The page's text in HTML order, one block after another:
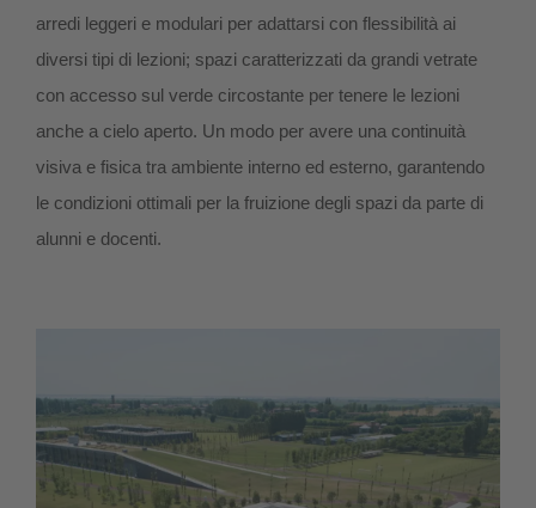
arredi leggeri e modulari per adattarsi con flessibilità ai
diversi tipi di lezioni; spazi caratterizzati da grandi vetrate
con accesso sul verde circostante per tenere le lezioni
anche a cielo aperto. Un modo per avere una continuità
visiva e fisica tra ambiente interno ed esterno, garantendo
le condizioni ottimali per la fruizione degli spazi da parte di
alunni e docenti.